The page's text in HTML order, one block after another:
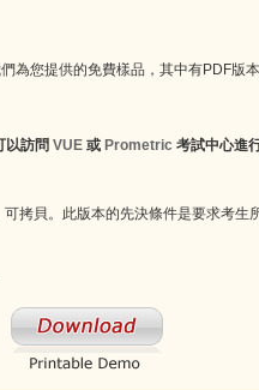
為您提供的免費樣品，其中有PDF版
以訪問 VUE 或 Prometric 考試中心進
拷貝。此版本的先決條件是要求考生